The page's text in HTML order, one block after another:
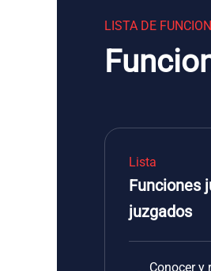
LISTA DE
Lista
Funciones
juzgados
Conocer y